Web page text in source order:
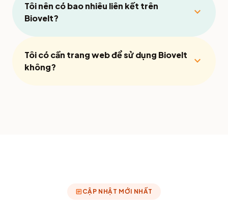
Tôi nên có bao nhiêu liên kết trên
Biovelt?
expand_more
Tôi có cần trang web để sử dụng Biovelt
không?
expand_more
article CẬP NHẬT MỚI NHẤT